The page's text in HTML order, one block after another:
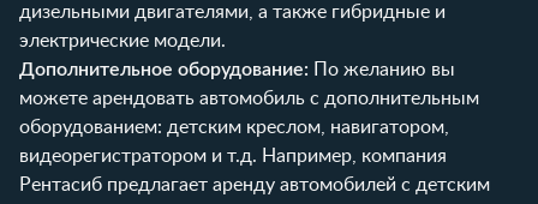
дизельными двигателями, а также гибридные и
электрические модели.
Дополнительное оборудование: По желанию вы
можете арендовать автомобиль с дополнительным
оборудованием: детским креслом, навигатором,
видеорегистратором и т.д. Например, компания
Рентасиб предлагает аренду автомобилей с детским